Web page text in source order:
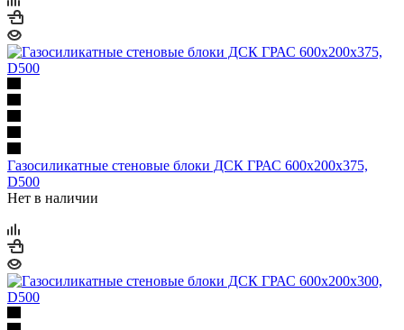
Газосиликатные стеновые блоки ДСК ГРАС 600х200х375,
D500
Нет в наличии